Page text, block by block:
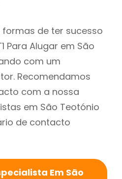
de ter sucesso
Para Alugar em São
com um
Recomendamos
com a nossa
em São Teotónio
de contacto
Em São